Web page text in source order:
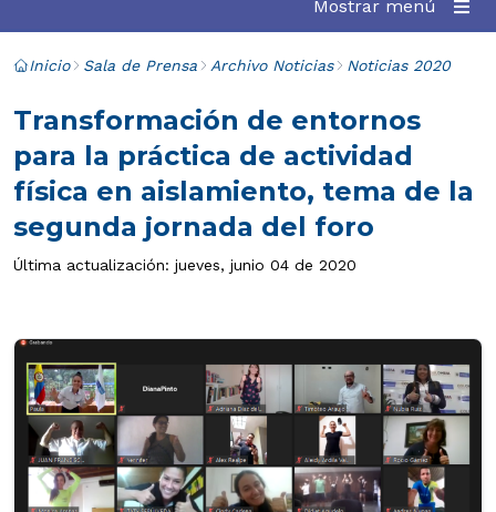
Mostrar menú
Inicio Sala de Prensa Archivo Noticias Noticias 2020
Transformación de entornos
para la práctica de actividad
física en aislamiento, tema de la
segunda jornada del foro
Última actualización: jueves, junio 04 de 2020